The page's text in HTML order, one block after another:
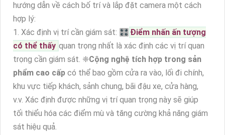
hướng dẫn về cách bố trí và lắp đặt camera một cách
hợp lý:
1. Xác định vị trí cần giám sát: 🎛 Điểm nhấn ấn tượng
có thể thấy quan trọng nhất là xác định các vị trí quan
trọng cần giám sát. ❈Cộng nghệ tích hợp trong sản
phẩm cao cấp có thể bao gồm cửa ra vào, lối đi chính,
khu vực tiếp khách, sảnh chung, bãi đậu xe, cửa hàng,
v.v. Xác định được những vị trí quan trọng này sẽ giúp
tối thiểu hóa các điểm mù và tăng cường khả năng giám
sát hiệu quả.